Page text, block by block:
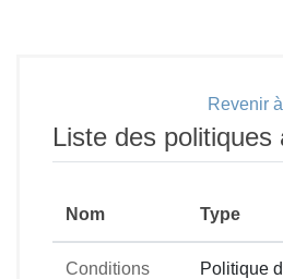
Revenir
Liste des politiques
Nom Type
Conditions
Politique